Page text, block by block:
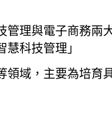
管理與電子商務兩
科技管理」
領域， 主要為培育